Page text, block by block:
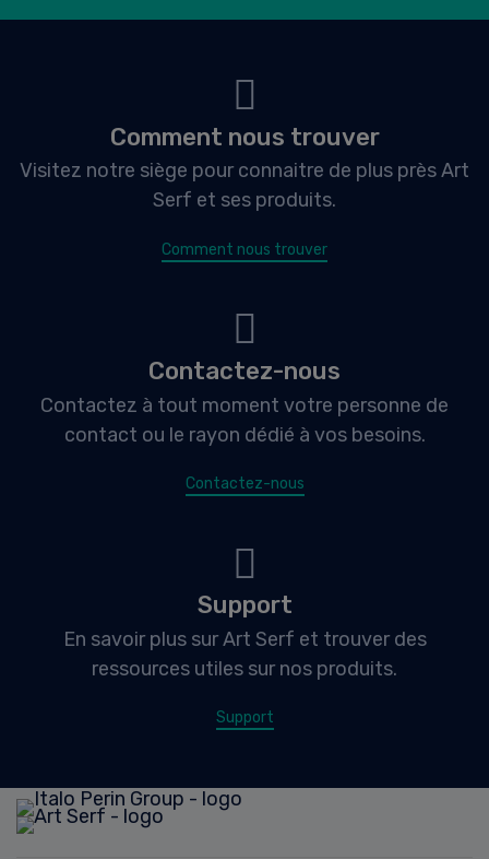
Comment nous trouver
Visitez notre siège pour connaitre de plus près Art
Serf et ses produits.
Comment nous trouver
Contactez-nous
Contactez à tout moment votre personne de
contact ou le rayon dédié à vos besoins.
Contactez-nous
Support
En savoir plus sur Art Serf et trouver des
ressources utiles sur nos produits.
Support